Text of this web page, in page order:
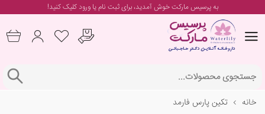
به پرسیس مارکت خوش آمدید، برایثبت نام یا ورودکلیک کنید!
خانه تکین پارس فارمد